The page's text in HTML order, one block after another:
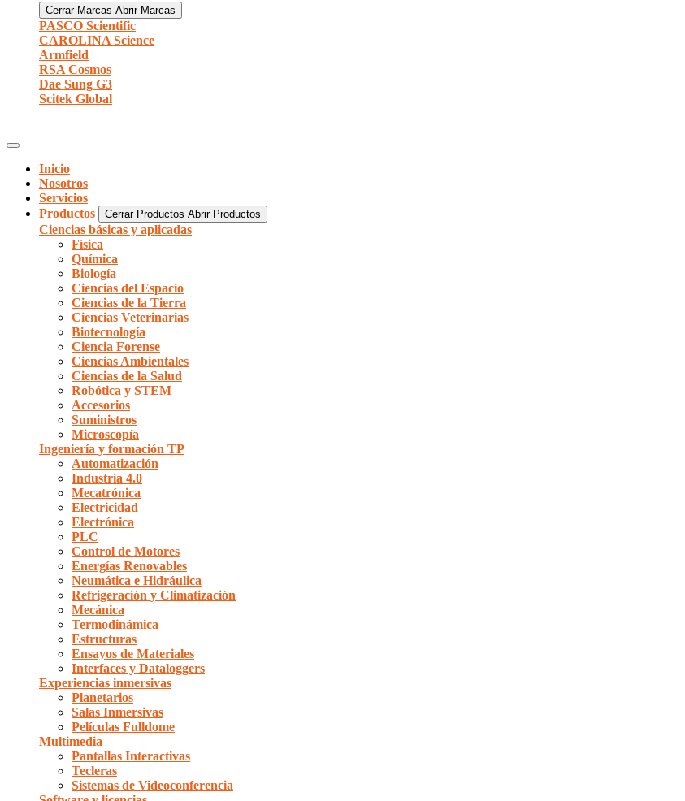
Cerrar Marcas Abrir Marcas
PASCO Scientific
CAROLINA Science
Armfield
RSA Cosmos
Dae Sung G3
Scitek Global
Inicio
Nosotros
Servicios
Productos
Cerrar Productos Abrir Productos
Ciencias básicas y aplicadas
Física
Química
Biología
Ciencias del Espacio
Ciencias de la Tierra
Ciencias Veterinarias
Biotecnología
Ciencia Forense
Ciencias Ambientales
Ciencias de la Salud
Robótica y STEM
Accesorios
Suministros
Microscopía
Ingeniería y formación TP
Automatización
Industria 4.0
Mecatrónica
Electricidad
Electrónica
PLC
Control de Motores
Energías Renovables
Neumática e Hidráulica
Refrigeración y Climatización
Mecánica
Termodinámica
Estructuras
Ensayos de Materiales
Interfaces y Dataloggers
Experiencias inmersivas
Planetarios
Salas Inmersivas
Películas Fulldome
Multimedia
Pantallas Interactivas
Tecleras
Sistemas de Videoconferencia